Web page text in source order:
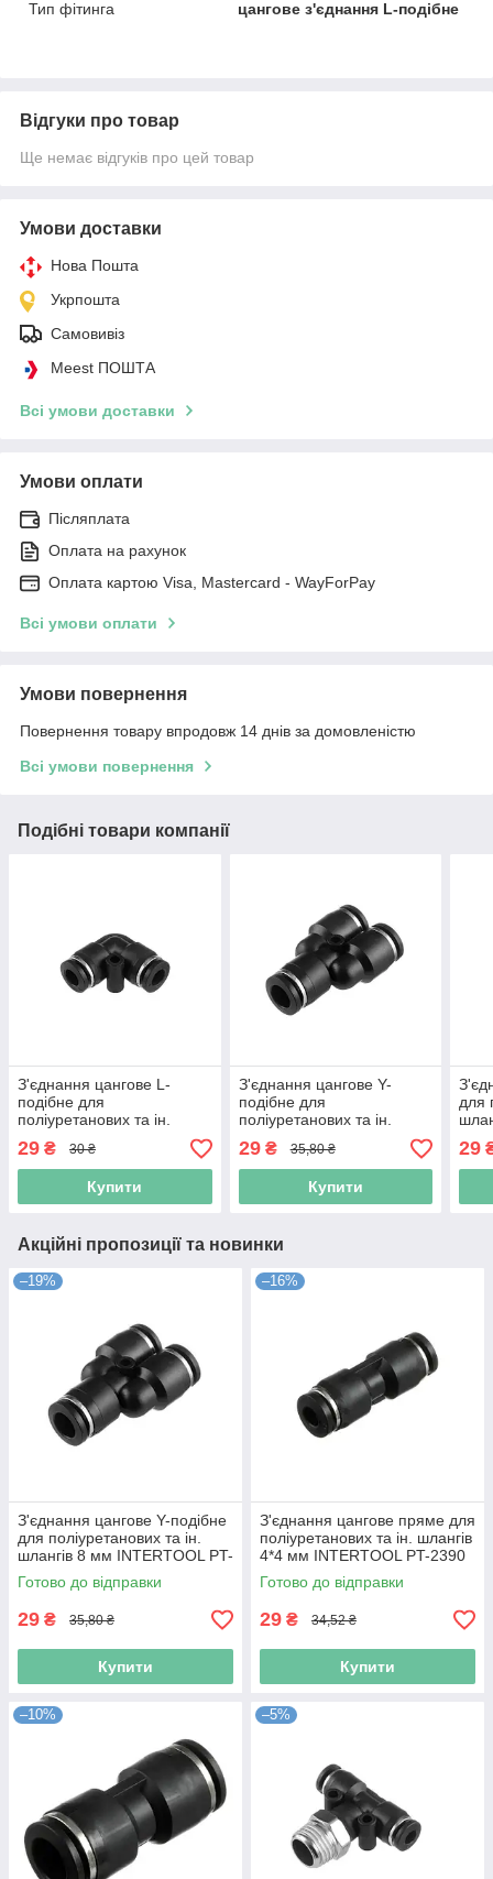
Тип фітинга цангове з'єднання L-подібне
Відгуки про товар
Ще немає відгуків про цей товар
Умови доставки
Нова Пошта
Укрпошта
Самовивіз
Meest ПОШТА
Всі умови доставки
Умови оплати
Післяплата
Оплата на рахунок
Оплата картою Visa, Mastercard - WayForPay
Всі умови оплати
Умови повернення
Повернення товару впродовж 14 днів за домовленістю
Всі умови повернення
Подібні товари компанії
З'єднання цангове L-
подібне для
поліуретанових та ін.
шлангів 6*6 мм
INTERTOOL PT-2321 ptor
29 ₴ 30 ₴
Купити
З'єднання цангове Y-
подібне для
поліуретанових та ін.
шлангів 8 мм INTERTOOL
PT-2372 ptor
29₴ 35,80 ₴
Купити
для
29
Акційні пропозиції та новинки
–19%
З'єднання цангове Y-подібне
для поліуретанових та ін.
шлангів 8 мм INTERTOOL PT-
2372 ptor
Готово до відправки
29 ₴ 35,80 ₴
Купити
–16%
З'єднання цангове пряме для
поліуретанових та ін. шлангів
4*4 мм INTERTOOL PT-2390
ptor
Готово до відправки
29 ₴ 34,52 ₴
Купити
–10% –5%